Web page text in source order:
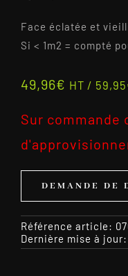
Face éclatée et
Si < 1m2 = compté
49,96€ HT / 59,95
Sur commande
DEMANDE DE
Référence article:
Dernière mise à